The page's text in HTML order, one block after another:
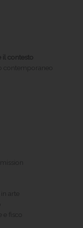
il contesto
contemporaneo
arte
e fisco